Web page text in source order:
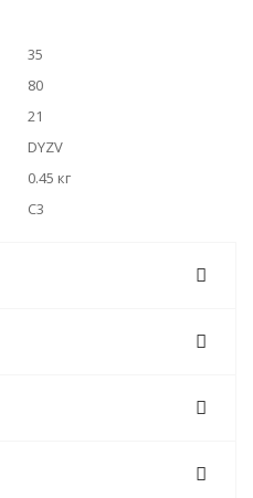
35
80
21
DYZV
0.45 кг
C3